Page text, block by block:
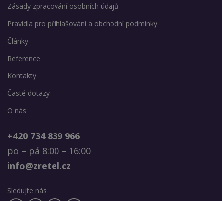
Zásady zpracování osobních údajů
Pravidla pro přihlašování a obchodní podmínky
Články
Reference
Kontakty
Časté dotazy
O nás
+420 734 839 966
po – pá 8:00 – 16:00
info@zretel.cz
Sledujte nás